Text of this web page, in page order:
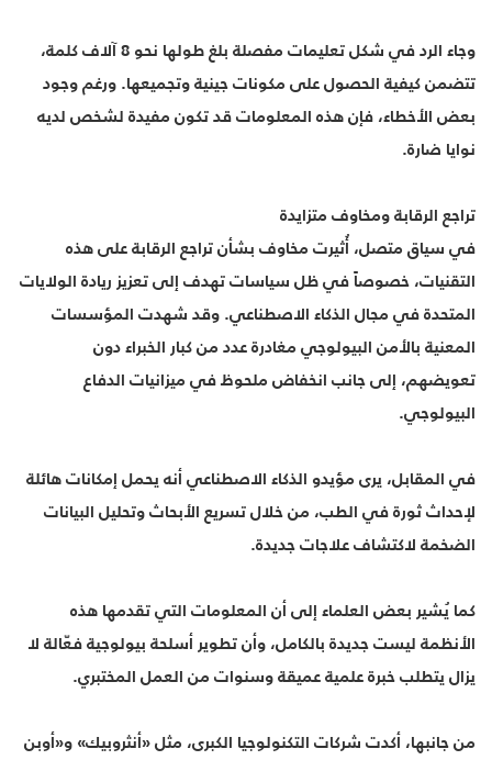
وجاء الرد في شكل تعليمات مفصلة بلغ طولها نحو 8 آلاف كلمة،
تتضمن كيفية الحصول على مكونات جينية وتجميعها. ورغم وجود
بعض الأخطاء، فإن هذه المعلومات قد تكون مفيدة لشخص لديه
نوايا ضارة.
تراجع الرقابة ومخاوف متزايدة
في سياق متصل، أُثيرت مخاوف بشأن تراجع الرقابة على هذه
التقنيات، خصوصاً في ظل سياسات تهدف إلى تعزيز ريادة الولايات
المتحدة في مجال الذكاء الاصطناعي. وقد شهدت المؤسسات
المعنية بالأمن البيولوجي مغادرة عدد من كبار الخبراء دون
تعويضهم، إلى جانب انخفاض ملحوظ في ميزانيات الدفاع
البيولوجي.
في المقابل، يرى مؤيدو الذكاء الاصطناعي أنه يحمل إمكانات هائلة
لإحداث ثورة في الطب، من خلال تسريع الأبحاث وتحليل البيانات
الضخمة لاكتشاف علاجات جديدة.
كما يُشير بعض العلماء إلى أن المعلومات التي تقدمها هذه
الأنظمة ليست جديدة بالكامل، وأن تطوير أسلحة بيولوجية فعّالة لا
يزال يتطلب خبرة علمية عميقة وسنوات من العمل المختبري.
من جانبها، أكدت شركات التكنولوجيا الكبرى، مثل «أنثروبيك» و«أوبن